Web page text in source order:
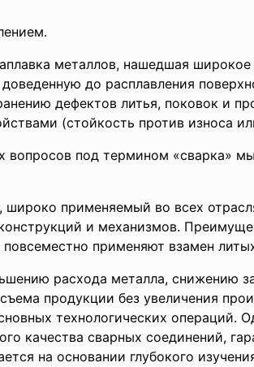
металлов, нашедшая
до расплавления
дефектов литья, поковок и
(стойкость против износа
под термином «сварка»
применяемый во всех
и механизмов.
применяют взамен
расхода металла, снижению
продукции без увеличения
технологических операций.
качества сварных соединений,
на основании глубокого